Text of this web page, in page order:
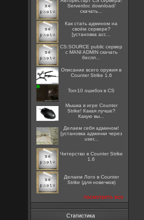
Serverdoc download/
скачать...
Как стать админом на
своём сервере?
[установка acc...
CS:SOURCE public сервер
с MANI ADMIN скачать
беспл...
Описание всего оружия в
Counter Strike 1.6
Топ-10 ошибок в CS
Мышка в игре Counter
Strike! Какая лучше?
Какую вы...
Делаем себя админом!
[установка админки через
user...
Читерство в Counter Strike
1.6
Делаем Лого в Counter
Strike (для новечков)
посмотреть все
Статистика